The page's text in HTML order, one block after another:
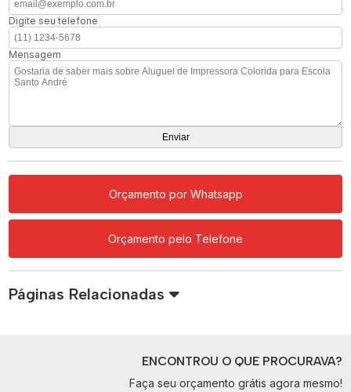
Digite seu telefone
Mensagem
Orçamento por Whatsapp
Orçamento pelo Telefone
Páginas Relacionadas
ENCONTROU O QUE PROCURAVA?
Faça seu orçamento grátis agora mesmo!